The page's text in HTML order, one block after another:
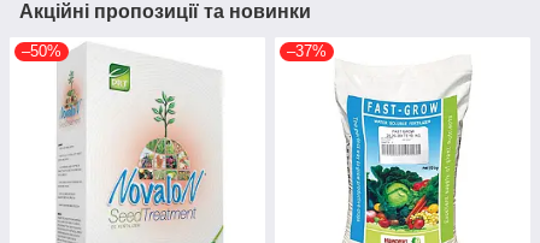
Акційні пропозиції та новинки
–50% –37%